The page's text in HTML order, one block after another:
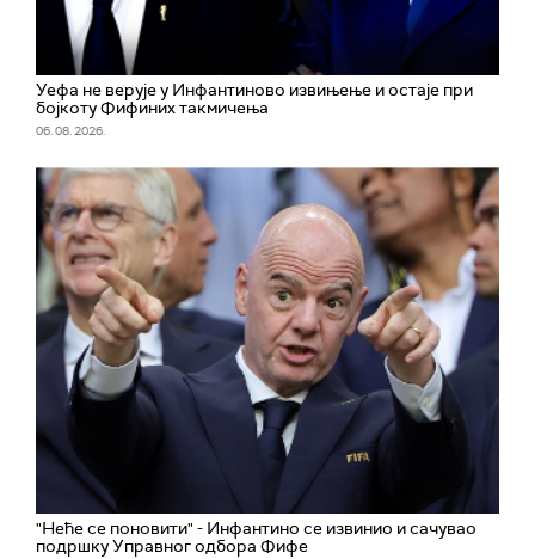
Уефа не верује у Инфантиново извињење и остаје при
бојкоту Фифиних такмичења
06. 08. 2026.
"Неће се поновити" - Инфантино се извинио и сачувао
подршку Управног одбора Фифе